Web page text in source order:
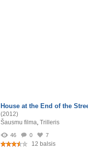
House at the End of the
(2012)
Šausmu filma, Trilleris
46 0 7
12 balsis